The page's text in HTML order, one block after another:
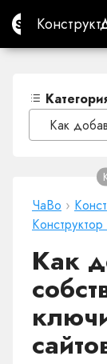
Site.pro
Как
ЧаВо ›
Конструктор
Как